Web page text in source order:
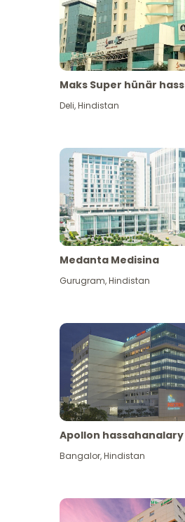
Has giňişleýin
Maks Super hünär
Deli,Hindistan
Medanta Medisina
Gurugram,Hindistan
Apollon hassahanalary
Bangalor,Hindistan